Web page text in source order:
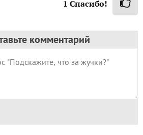
1 Спасибо!
комментарий